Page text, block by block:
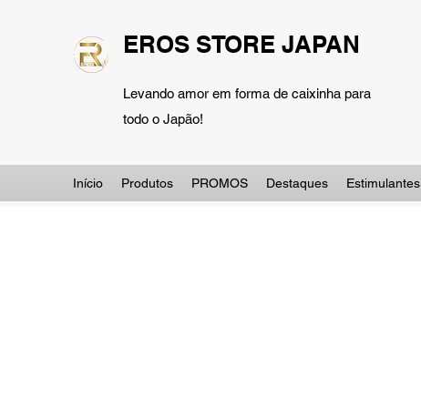
EROS STORE JAPAN
Levando amor em forma de caixinha para
todo o Japão!
Início Produtos PROMOS Destaques Estimulantes